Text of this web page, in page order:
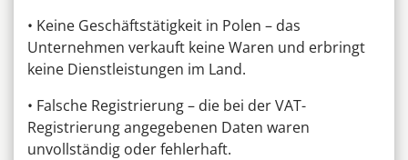
• Keine Geschäftstätigkeit in Polen – das
Unternehmen verkauft keine Waren und erbringt
keine Dienstleistungen im Land.
• Falsche Registrierung – die bei der VAT-
Registrierung angegebenen Daten waren
unvollständig oder fehlerhaft.